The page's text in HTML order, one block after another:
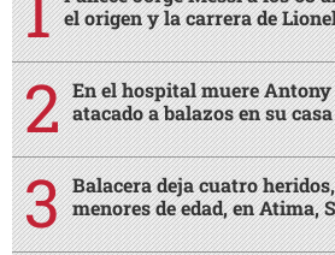
el origen y la carrera de
En el hospital muere
atacado a balazos en su casa
Balacera deja cuatro
menores de edad, en Atima,